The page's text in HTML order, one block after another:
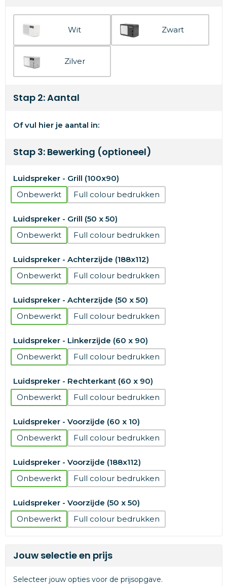
Wit Zwart
Zilver
Stap 2: Aantal
Of vul hier je aantal in:
Stap 3: Bewerking (optioneel)
Luidspreker - Grill (100x90)
Onbewerkt
Full colour
Luidspreker - Grill (50 x 50)
Onbewerkt
Full colour
Luidspreker - Achterzijde (188x112)
Onbewerkt
Full colour
Luidspreker - Achterzijde (50 x 50)
Onbewerkt
Full colour
Luidspreker - Linkerzijde (60 x 90)
Onbewerkt
Full colour
Luidspreker - Rechterkant (60 x 90)
Onbewerkt
Full colour
Luidspreker - Voorzijde (60 x 10)
Onbewerkt
Full colour
Luidspreker - Voorzijde (188x112)
Onbewerkt
Full colour
Luidspreker - Voorzijde (50 x 50)
Onbewerkt
Full colour
Jouw selectie en prijs
Selecteer jouw opties voor de prijsopgave.